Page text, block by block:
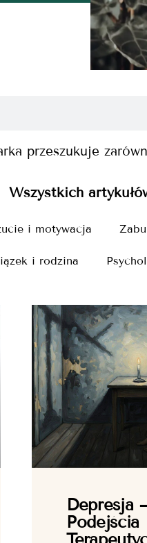
przeszukuje
Wszystkich
i motywacja
i rodzina
Depresja
Podejścia